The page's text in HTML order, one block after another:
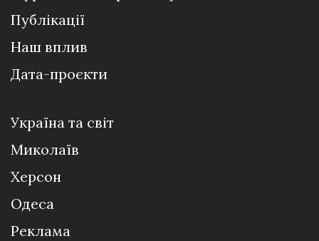
Публікації
Наш вплив
Дата-проєкти
Україна та світ
Миколаїв
Херсон
Одеса
Реклама